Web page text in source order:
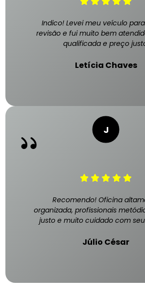
Indico! Levei meu veículo
revisão e fui muito bem
qualificada e preço
Letícia Chaves
Recomendo! Oficina
organizada, profissionais
justo e muito cuidado com
Júlio César